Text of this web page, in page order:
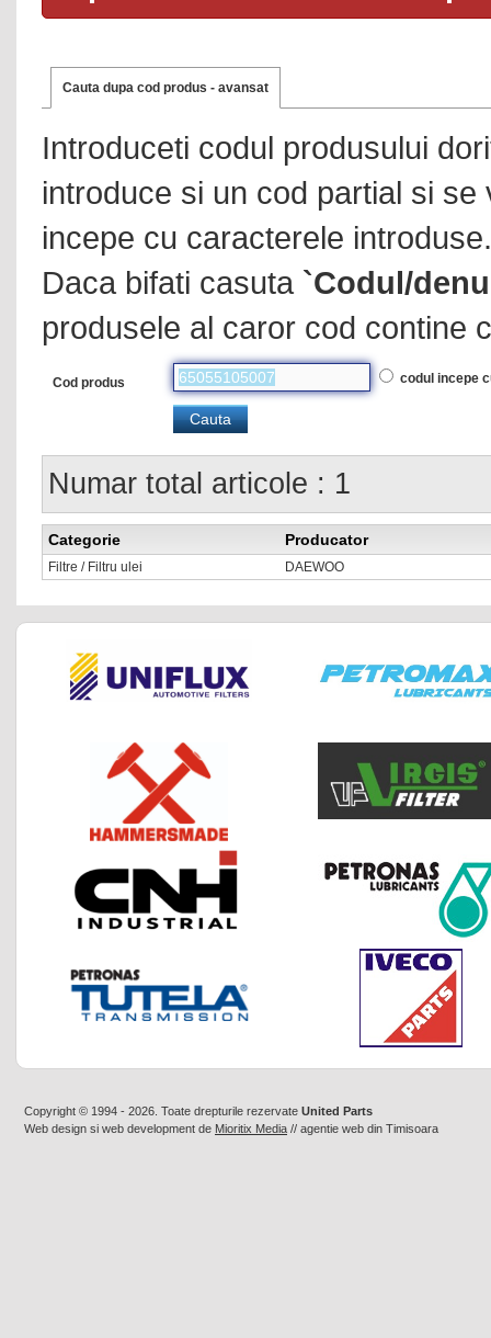
Cauta dupa cod produs - avansat
Introduceti codul produsului
introduce si un cod partial si
incepe cu caracterele introduse.
Daca bifati casuta `Codul/
produsele al caror cod contine
Cod produs codul incepe
Numar total articole : 1
Categorie Producator
Filtre / Filtru ulei DAEWOO
Copyright © 1994 - 2026. Toate drepturile rezervate United Parts
Web design si web development de Mioritix Media // agentie web din Timisoara